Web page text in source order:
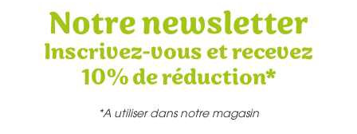
Notre newsletter
Inscrivez-vous et recevez
10% de réduction*
*A utiliser dans notre magasin